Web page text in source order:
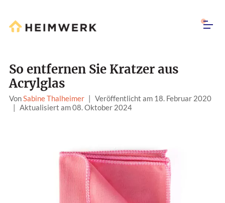
So entfernen Sie Kratzer aus
Acrylglas
VonSabine Thalheimer | Veröffentlicht am 18. Februar 2020
| Aktualisiert am 08. Oktober 2024